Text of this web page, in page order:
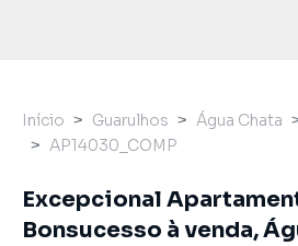
Início Guarulhos Água Chata
AP14030_COMP
Excepcional
Bonsucesso à venda,